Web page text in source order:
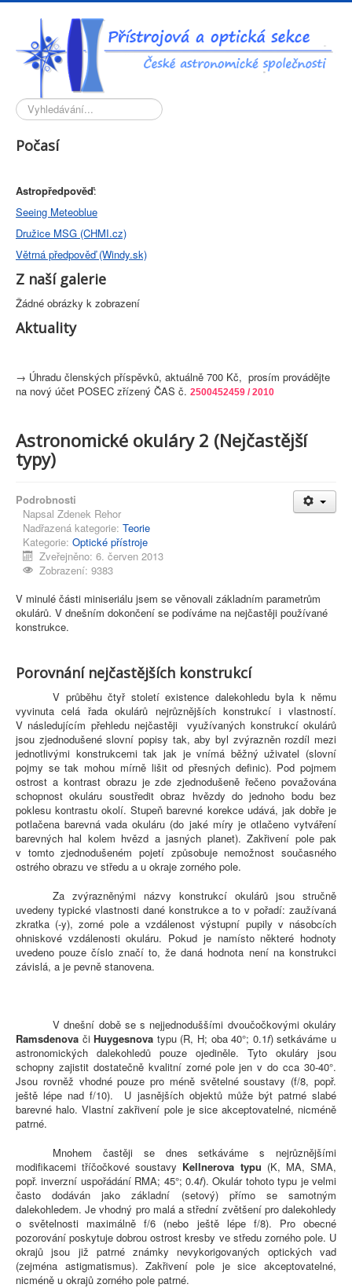
Vyhledávání...
Počasí
Astropředpověď:
Seeing Meteoblue
Družice MSG (CHMI.cz)
Větrná předpověď (Windy.sk)
Z naší galerie
Žádné obrázky k zobrazení
Aktuality
→ Úhradu členských příspěvků, aktuálně 700 Kč, prosím provádějte
na nový účet POSEC zřízený ČAS č. 2500452459 / 2010
Astronomické okuláry 2 (Nejčastější
typy)
Podrobnosti
Napsal Zdenek Rehor
Nadřazená kategorie: Teorie
Kategorie: Optické přístroje
Zveřejněno: 6. červen 2013
Zobrazení: 9383
V minulé části miniseriálu jsem se věnovali základním parametrům
okulárů. V dnešním dokončení se podíváme na nejčastěji používané
konstrukce.
Porovnání nejčastějších konstrukcí
V průběhu čtyř století existence dalekohledu byla k němu
vyvinuta celá řada okulárů nejrůznějších konstrukcí i vlastností.
V následujícím přehledu nejčastěji využívaných konstrukcí okulárů
jsou zjednodušené slovní popisy tak, aby byl zvýrazněn rozdíl mezi
jednotlivými konstrukcemi tak jak je vnímá běžný uživatel (slovní
pojmy se tak mohou mírně lišit od přesných definic). Pod pojmem
ostrost a kontrast obrazu je zde zjednodušeně řečeno považována
schopnost okuláru soustředit obraz hvězdy do jednoho bodu bez
poklesu kontrastu okolí. Stupeň barevné korekce udává, jak dobře je
potlačena barevná vada okuláru (do jaké míry je otlačeno vytváření
barevných hal kolem hvězd a jasných planet). Zakřivení pole pak
v tomto zjednodušeném pojetí způsobuje nemožnost současného
ostrého obrazu ve středu a u okraje zorného pole.
Za zvýrazněnými názvy konstrukcí okulárů jsou stručně
uvedeny typické vlastnosti dané konstrukce a to v pořadí: zaužívaná
zkratka (-y), zorné pole a vzdálenost výstupní pupily v násobcích
ohniskové vzdálenosti okuláru. Pokud je namísto některé hodnoty
uvedeno pouze číslo značí to, že daná hodnota není na konstrukci
závislá, a je pevně stanovena.
V dnešní době se s nejjednoduššími dvoučočkovými okuláry
Ramsdenova čiHuygesnova typu (R, H; oba 40°; 0.1f) setkáváme u
astronomických dalekohledů pouze ojediněle. Tyto okuláry jsou
schopny zajistit dostatečně kvalitní zorné pole jen v do cca 30-40°.
Jsou rovněž vhodné pouze pro méně světelné soustavy (f/8, popř.
ještě lépe nad f/10). U jasnějších objektů může být patrné slabé
barevné halo. Vlastní zakřivení pole je sice akceptovatelné, nicméně
patrné.
Mnohem častěji se dnes setkáváme s nejrůznějšími
modifikacemi tříčočkové soustavy Kellnerova typu (K, MA, SMA,
popř. inverzní uspořádání RMA; 45°; 0.4f). Okulár tohoto typu je velmi
často dodáván jako základní (setový) přímo se samotným
dalekohledem. Je vhodný pro malá a střední zvětšení pro dalekohledy
o světelnosti maximálně f/6 (nebo ještě lépe f/8). Pro obecné
pozorování poskytuje dobrou ostrost kresby ve středu zorného pole. U
okrajů jsou již patrné známky nevykorigovaných optických vad
(zejména astigmatismus). Zakřivení pole je sice akceptovatelné,
nicméně u okrajů zorného pole patrné.